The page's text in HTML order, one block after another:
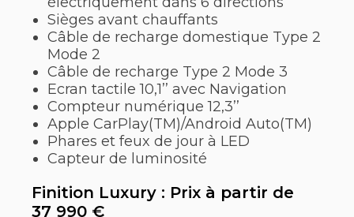
Sièges avant chauffants
Câble de recharge domestique Type 2
Mode 2
Câble de recharge Type 2 Mode 3
Ecran tactile 10,1’’ avec Navigation
Compteur numérique 12,3’’
Apple CarPlay(TM)/Android Auto(TM)
Phares et feux de jour à LED
Capteur de luminosité
Finition Luxury : Prix à partir de
37 990 €